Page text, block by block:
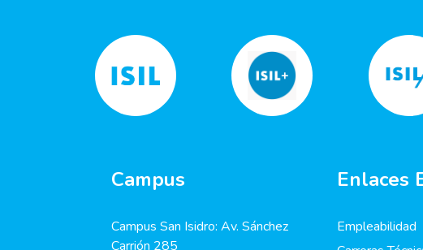
Campus
Campus San Isidro: Av. Sánchez
Carrión 285
Enlaces
Empleabilidad